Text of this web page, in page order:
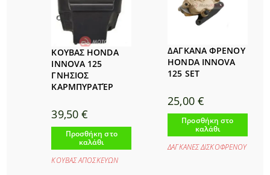
ΚΟΥΒΑΣ HONDA
INNOVA 125
ΓΝΗΣΙΟΣ
ΚΑΡΜΠΥΡΑΤΈΡ
39,50€
Προσθήκη στο
καλάθι
ΚΟΥΒΑΣ ΑΠΟΣΚΕΥΩΝ
ΔΑΓΚΑΝΑ ΦΡΕΝΟΥ
HONDA INNOVA
125 SET
25,00 €
Προσθήκη στο
καλάθι
ΔΑΓΚΑΝΕΣ ΔΙΣΚΟΦΡΕΝΟΥ